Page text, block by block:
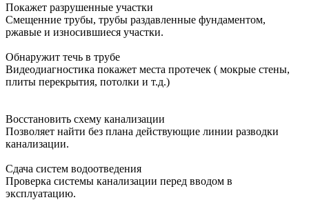
Покажет разрушенные участки
Смещенние трубы, трубы раздавленные фундаментом,
ржавые и износившиеся участки.
Обнаружит течь в трубе
Видеодиагностика покажет места протечек ( мокрые стены,
плиты перекрытия, потолки и т.д.)
Восстановить схему канализации
Позволяет найти без плана действующие линии разводки
канализации.
Сдача систем водоотведения
Проверка системы канализации перед вводом в
эксплуатацию.